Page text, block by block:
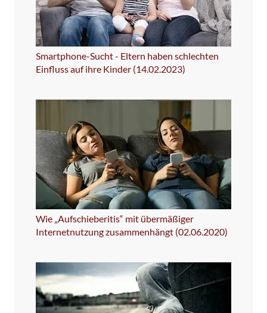
Smartphone-Sucht - Eltern haben schlechten
Einfluss auf ihre Kinder (14.02.2023)
Wie „Aufschieberitis“ mit übermäßiger
Internetnutzung zusammenhängt (02.06.2020)